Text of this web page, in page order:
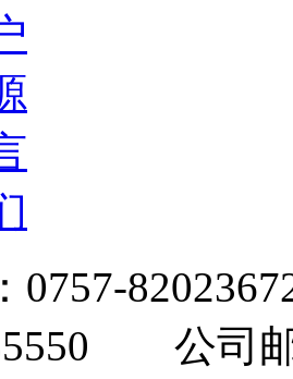
0757-
公司邮